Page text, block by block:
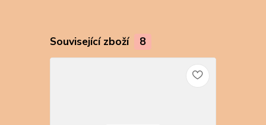
Související zboží 8